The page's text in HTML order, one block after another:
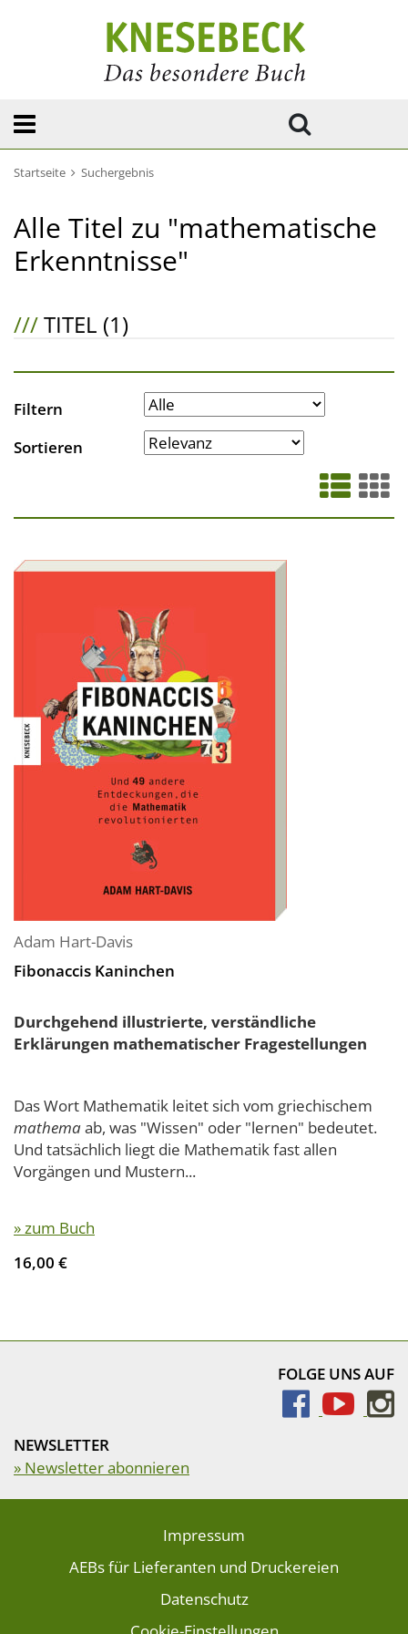
Startseite Suchergebnis
Alle Titel zu "mathematische
Erkenntnisse"
///TITEL (1)
Filtern
Sortieren
Adam Hart-Davis
Fibonaccis Kaninchen
Durchgehend illustrierte, verständliche
Erklärungen mathematischer Fragestellungen
Das Wort Mathematik leitet sich vom griechischem
mathemaab, was "Wissen" oder "lernen" bedeutet.
Und tatsächlich liegt die Mathematik fast allen
Vorgängen und Mustern...
» zum Buch
16,00 €
FOLGE UNS AUF
NEWSLETTER
» Newsletter abonnieren
Impressum
AEBs für Lieferanten und Druckereien
Datenschutz